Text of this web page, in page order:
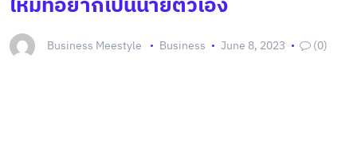
Business Meestyle Business June 8, 2023 (0)